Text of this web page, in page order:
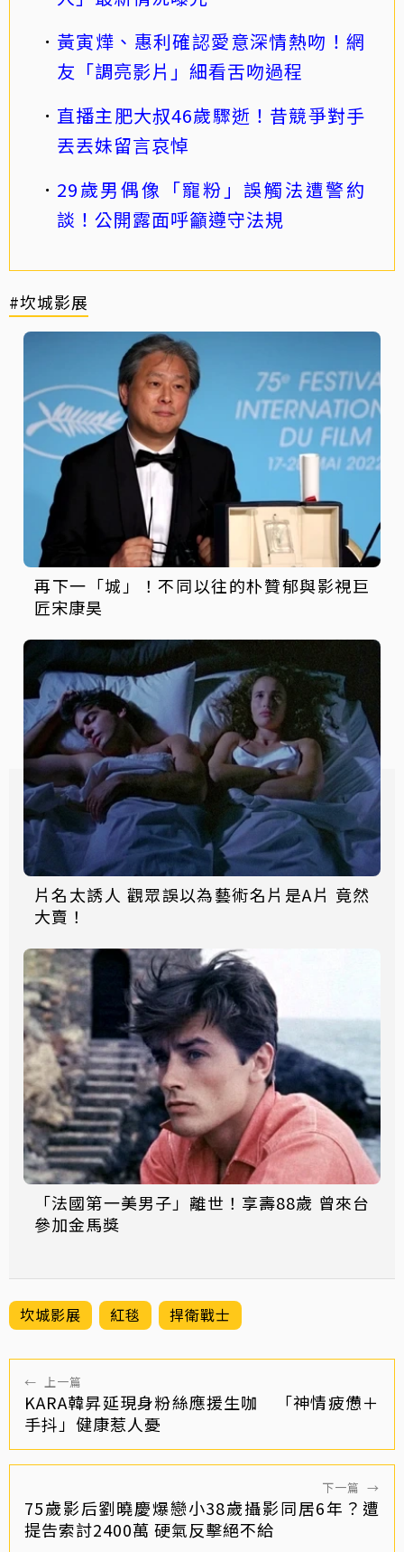
黃寅燁、惠利確認愛意深情熱吻！網
友「調亮影片」細看舌吻過程
直播主肥大叔46歲驟逝！昔競爭對手
丟丟妹留言哀悼
29歲男偶像「寵粉」誤觸法遭警約
談！公開露面呼籲遵守法規
#坎城影展
再下一「城」！不同以往的朴贊郁與影視巨
匠宋康昊
片名太誘人 觀眾誤以為藝術名片是A片 竟然
大賣！
「法國第一美男子」離世！享壽88歲 曾來台
參加金馬獎
坎城影展 紅毯 捍衛戰士
← 上一篇
KARA韓昇延現身粉絲應援生咖 「神情疲憊＋
手抖」健康惹人憂
下一篇 →
75歲影后劉曉慶爆戀小38歲攝影同居6年？遭
提告索討2400萬 硬氣反擊絕不給